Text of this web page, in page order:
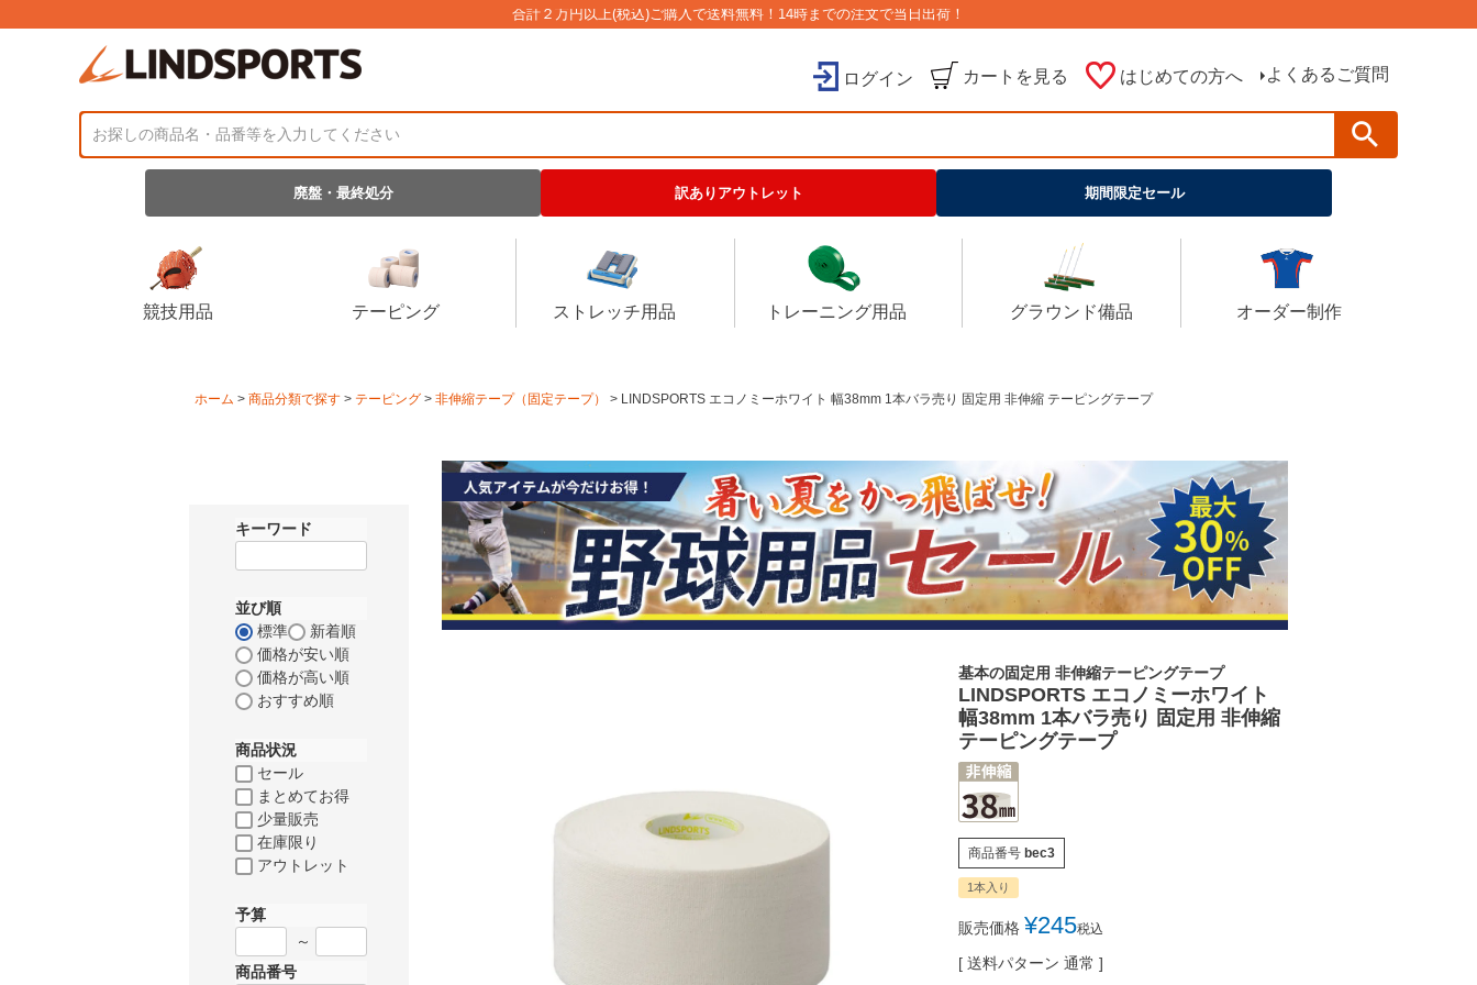
合計２万円以上(税込)ご購入で送料無料！14時までの注文で当日出荷！
ログイン カートを見る はじめての方へ よくあるご質問
廃盤・最終処分 訳ありアウトレット 期間限定セール
競技用品 テーピング ストレッチ用品 トレーニング用品 グラウンド備品 オーダー制作
ホーム 商品分類で探す テーピング 非伸縮テープ（固定テープ） LINDSPORTS エコノミーホワイト 幅38mm 1本バラ売り 固定用 非伸縮 テーピングテープ
キーワード
並び順
標準
新着順
価格が安い順
価格が高い順
おすすめ順
商品状況
セール
まとめてお得
少量販売
在庫限り
アウトレット
予算
～
商品番号
基本の固定用 非伸縮テーピングテープ
LINDSPORTS エコノミーホワイト
幅38mm 1本バラ売り 固定用 非伸縮
テーピングテープ
商品番号 bec3
1本入り
販売価格 ¥245税込
送料パターン 通常